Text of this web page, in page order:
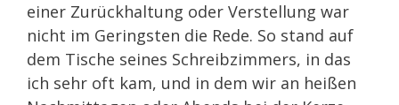
einer Zurückhaltung oder Verstellung war
nicht im Geringsten die Rede. So stand auf
dem Tische seines Schreibzimmers, in das
ich sehr oft kam, und in dem wir an heißen